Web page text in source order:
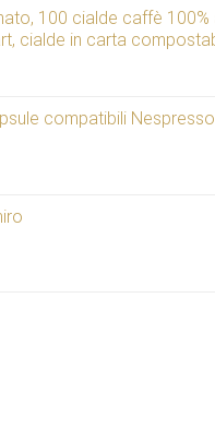
100 cialde caffè
cialde in carta
compatibili Nespresso